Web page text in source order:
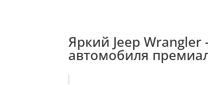
Яркий Jeep
автомобиля